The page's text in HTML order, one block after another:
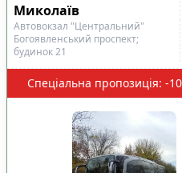
Миколаїв
Автовокзал "Центральний"
Богоявленський проспект;
будинок 21
Спеціальна пропозиція: -